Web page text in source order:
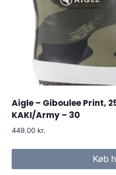
Aigle – Giboulee Print,
KAKI/Army – 30
449.00 kr.
Køb